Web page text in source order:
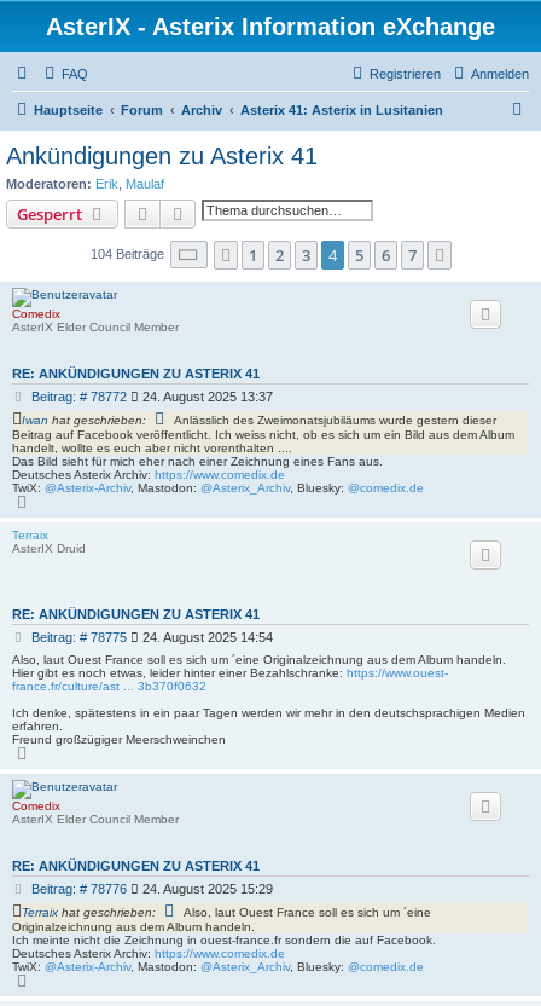
AsterIX - Asterix Information eXchange
FAQ Anmelden
Registrieren
Hauptseite Forum Archiv Asterix 41: Asterix in Lusitanien
Ankündigungen zu Asterix 41
Moderatoren: Erik Maulaf
Gesperrt Suche Erweiterte Suche
104 Beiträge Seite von
Vorherige
1 2 3 4 5 6 7
Comedix
AsterIX Elder Council Member
RE: ANKÜNDIGUNGEN ZU ASTERIX 41
Beitrag: # 78772B
i
t
r
a
g
24. August 2025 13:37
Iwan hat geschrieben:
Anlässlich des Zweimonatsjubiläums wurde gestern dieser
Beitrag auf Facebook veröffentlicht. Ich weiss nicht, ob es sich um ein Bild aus dem Album
handelt, wollte es euch aber nicht vorenthalten ....
Das Bild sieht für mich eher nach einer Zeichnung eines Fans aus.
Deutsches Asterix Archiv: https://www.comedix.de
TwiX: @Asterix-Archiv, Mastodon: @Asterix_Archiv, Bluesky: @comedix.de
h
o
Terraix
AsterIX Druid
RE: ANKÜNDIGUNGEN ZU ASTERIX 41
Beitrag: # 78775B
i
t
a
g
24. August 2025 14:54
Also, laut Ouest France soll es sich um ´eine Originalzeichnung aus dem Album handeln.
Hier gibt es noch etwas, leider hinter einer Bezahlschranke: https://www.ouest-
france.fr/culture/ast ... 3b370f0632
Ich denke, spätestens in ein paar Tagen werden wir mehr in den deutschsprachigen Medien
erfahren.
Freund großzügiger Meerschweinchen
c
h
o
b
Comedix
AsterIX Elder Council Member
RE: ANKÜNDIGUNGEN ZU ASTERIX 41
Beitrag: # 78776B
i
t
r
a
24. August 2025 15:29
Terraix hat geschrieben:
Also, laut Ouest France soll es sich um ´eine
Originalzeichnung aus dem Album handeln.
Ich meinte nicht die Zeichnung in ouest-france.fr sondern die auf Facebook.
Deutsches Asterix Archiv: https://www.comedix.de
TwiX: @Asterix-Archiv, Mastodon: @Asterix_Archiv, Bluesky: @comedix.de